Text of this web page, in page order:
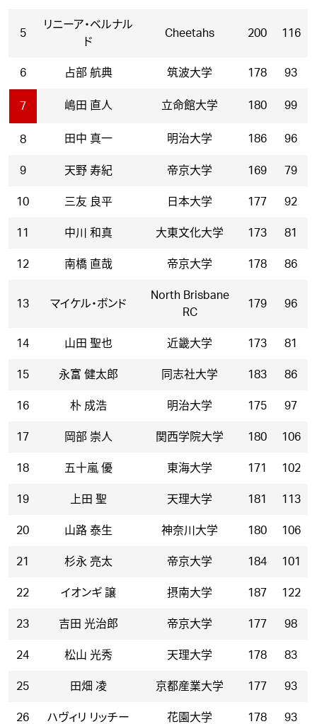
5
リニーア・ベルナル
ド
Cheetahs 200 116
6 占部 航典 筑波大学 178 93
7 嶋田 直人 立命館大学 180 99
8 田中 真一 明治大学 186 96
9 天野 寿紀 帝京大学 169 79
10 三友 良平 日本大学 177 92
11 中川 和真 大東文化大学 173 81
12 南橋 直哉 帝京大学 178 86
13 マイケル・ボンド
North Brisbane
RC
179 96
14 山田 聖也 近畿大学 173 81
15 永富 健太郎 同志社大学 183 86
16 朴 成浩 明治大学 175 97
17 岡部 崇人 関西学院大学 180 106
18 五十嵐 優 東海大学 171 102
19 上田 聖 天理大学 181 113
20 山路 泰生 神奈川大学 180 106
21 杉永 亮太 帝京大学 184 101
22 イオンギ 譲 摂南大学 187 122
23 吉田 光治郎 帝京大学 177 98
24 松山 光秀 天理大学 178 83
25 田畑 凌 京都産業大学 177 93
26 ハヴィリ リッチー 花園大学 178 93